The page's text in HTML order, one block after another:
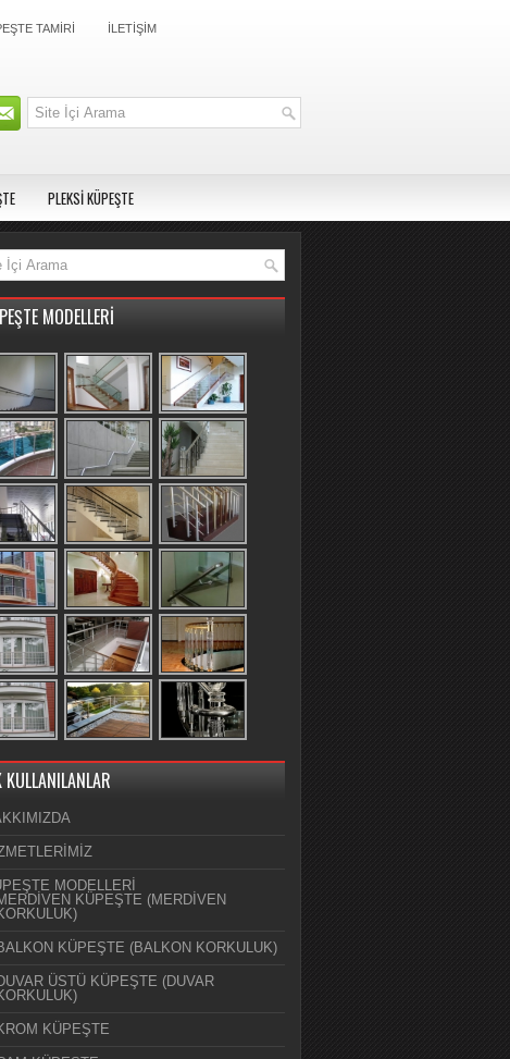
TAMİRİ İLETİŞİM
PLEKSİ KÜPEŞTE
MODELLERİ
KULLANILANLAR
MODELLERİ
KÜPEŞTE (MERDİVEN
KÜPEŞTE (BALKON KORKULUK)
ÜSTÜ KÜPEŞTE (DUVAR
KÜPEŞTE